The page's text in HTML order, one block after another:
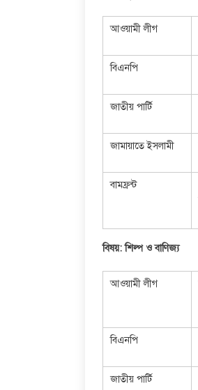
আওয়ামী লীগ
বিএনপি
জাতীয় পার্টি
জামায়াতে ইসলামী
বামফ্রন্ট
বিষয়: শিল্প ও বাণিজ্য
আওয়ামী লীগ
বিএনপি
জাতীয় পার্টি